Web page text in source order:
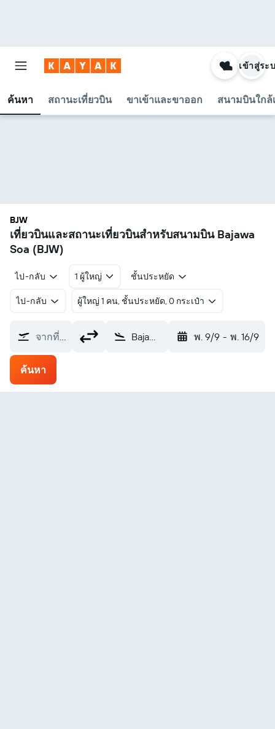
ค้นหา สถานะเที่ยวบิน ขาเข้าและขาออก สนามบินใกล้
เข้าสู่ระ
BJW
เที่ยวบินและสถานะเที่ยวบินสำหรับสนามบิน Bajawa
Soa (BJW)
ไป-กลับ 1 ผู้ใหญ่ ชั้นประหยัด
ไป-กลับ ผู้ใหญ่ 1 คน, ชั้นประหยัด, 0 กระเป๋า
จากที่ไหน? Bajawa Soa (BJW) พ. 9/9 - พ. 16/9
ค้นหา